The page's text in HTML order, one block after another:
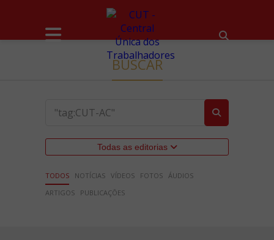
BUSCAR
Todas as editorias
TODOS NOTÍCIAS VÍDEOS FOTOS ÁUDIOS
ARTIGOS
PUBLICAÇÕES